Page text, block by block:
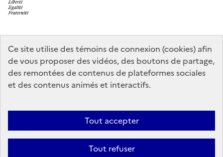
Ce site utilise des témoins de connexion (cookies) afin
de vous proposer des vidéos, des boutons de partage,
des remontées de contenus de plateformes sociales
et des contenus animés et interactifs.
Tout accepter
Tout refuser
data.gouv.fr legifrance.gouv.fr
info.gouv.fr
service-public.gouv.fr
Contact Mentions légales
Accessibilité : partiellement conforme
Politique générale de protection des données
des témoins de connexion (cookies)
Plan du site